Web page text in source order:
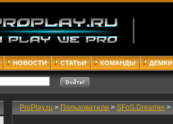
НОВОСТИ СТАТЬИ КОМАНДЫ ДЕМКИ
ProPlay.ru > Пользователи > SFoS.Dreamer >